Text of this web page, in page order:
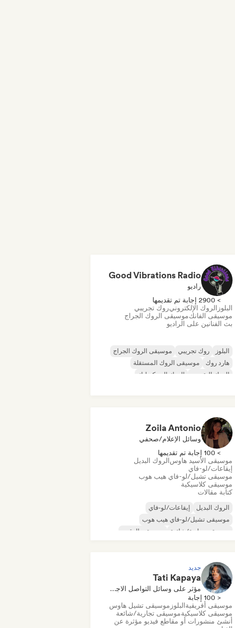
Good Vibrations Radio
راديو
> 2900 إجابة تم تقديمها
البلوز الروك الإلكترونيروك تجريبي
موسيقى الفانكموسيقى الروك الجراج
بث الفنانين على الراديو
البلوز روك تجريبي
موسيقى الروك الجراج
هارد روك
موسيقى الروك المستقلة
الروك التقدمي
الروك السيكديليك
Zoila Antonio
وسائل الإعلام/صحفي
> 100 إجابة تم تقديمها
موسيقى الأسيد هاوسالروك البديل
إيقاعات/لو-فاي
موسيقى تشيل/لو-فاي هيب هوب
موسيقى كلاسيكية
كتابة مقالات
الروك البديل
إيقاعات/لو-فاي
موسيقى تشيل/لو-فاي هيب هوب
موسيقى تجارية/شائعة
موسيقى الرقص
جديد
Tati Kapaya
مؤثر على وسائل التواصل الاجتماعي
< 100 إجابة
موسيقى أفريقيةالبلوز موسيقى تشيل هاوس
موسيقى كلاسيكيةموسيقى تجارية/شائعة
أنشئ منشورات أو مقاطع فيديو مؤثرة عن